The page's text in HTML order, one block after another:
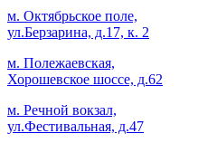
м. Октябрьское поле,
ул.Берзарина, д.17, к. 2
м. Полежаевская,
Хорошевское шоссе, д.62
м. Речной вокзал,
ул.Фестивальная, д.47